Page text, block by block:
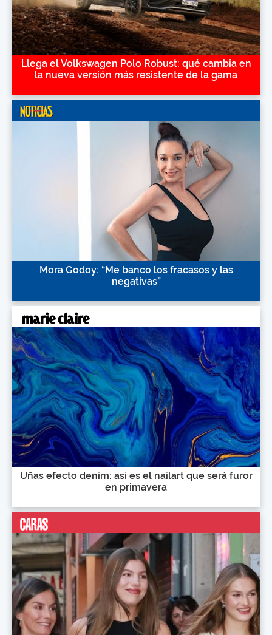
Llega el Volkswagen Polo Robust: qué cambia en
la nueva versión más resistente de la gama
Mora Godoy: “Me banco los fracasos y las
negativas”
Uñas efecto denim: así es el nailart que será furor
en primavera